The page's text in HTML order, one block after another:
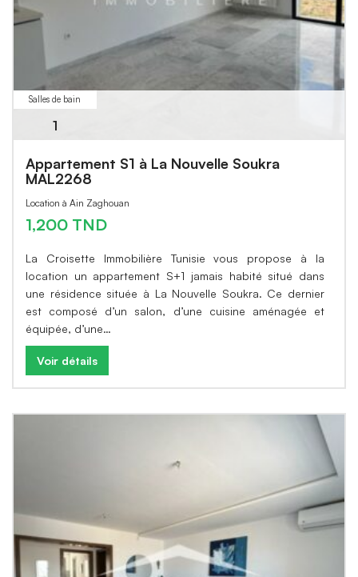
Salles de bain
1
Appartement S1 à La Nouvelle Soukra
MAL2268
Location à Ain Zaghouan
1,200 TND
La Croisette Immobilière Tunisie vous propose à la
location un appartement S+1 jamais habité situé dans
une résidence située à La Nouvelle Soukra. Ce dernier
est composé d’un salon, d’une cuisine aménagée et
équipée, d’une…
Voir détails